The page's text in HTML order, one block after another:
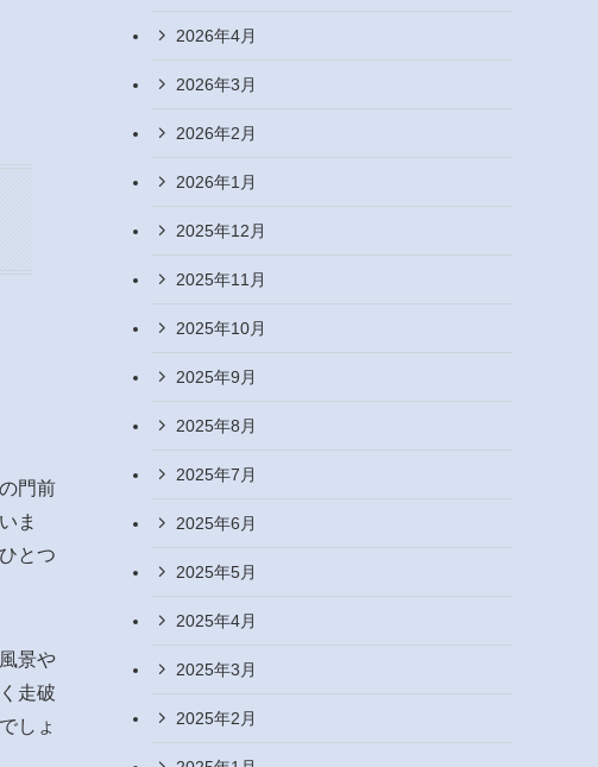
門前
ま
とつ
景や
走破
しょ
2026年4月
2026年3月
2026年2月
2026年1月
2025年12月
2025年11月
2025年10月
2025年9月
2025年8月
2025年7月
2025年6月
2025年5月
2025年4月
2025年3月
2025年2月